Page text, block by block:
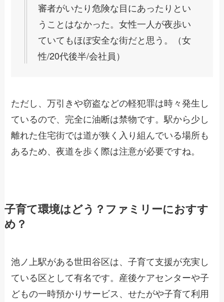
審者がいたり危険な目にあったりとい
うことはなかった。女性一人が夜歩い
ていてもほぼ安全な街だと思う。（女
性/20代後半/会社員）
ただし、万引きや窃盗などの軽犯罪は時々発生し
ているので、完全に油断は禁物です。駅から少し
離れた住宅街では道が狭く入り組んでいる場所も
あるため、夜道を歩く際は注意が必要ですね。
子育て環境はどう？ファミリーにおすす
め？
池ノ上駅がある世田谷区は、子育て支援が充実し
ている区として有名です。産後ケアセンターや子
どもの一時預かりサービス、せたがや子育て利用